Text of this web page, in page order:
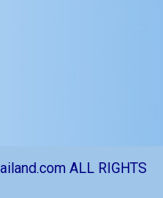
ALL RIGHTS